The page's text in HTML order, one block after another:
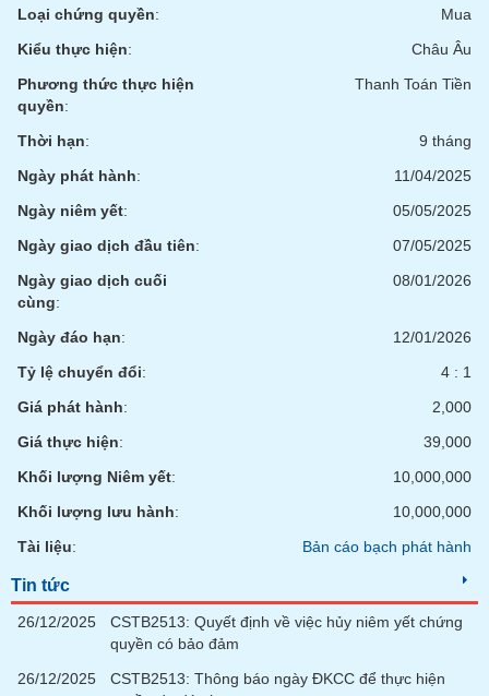
Loại chứng quyền:
Mua
Kiểu thực hiện:
Châu Âu
Phương thức thực hiện
quyền:
Thanh Toán Tiền
Thời hạn:
9 tháng
Ngày phát hành:
11/04/2025
Ngày niêm yết:
05/05/2025
Ngày giao dịch đầu tiên:
07/05/2025
Ngày giao dịch cuối
cùng:
08/01/2026
Ngày đáo hạn:
12/01/2026
Tỷ lệ chuyển đổi:
4 : 1
Giá phát hành:
2,000
Giá thực hiện:
39,000
Khối lượng Niêm yết:
10,000,000
Khối lượng lưu hành:
10,000,000
Tài liệu: Bản cáo bạch phát hành
Tin tức
26/12/2025
CSTB2513: Quyết định về việc hủy niêm yết chứng
quyền có bảo đảm
26/12/2025
CSTB2513: Thông báo ngày ĐKCC để thực hiện
Đào
Sách
tài
chính
Công
cụ
tư
Truyền
thông
chính
liệu